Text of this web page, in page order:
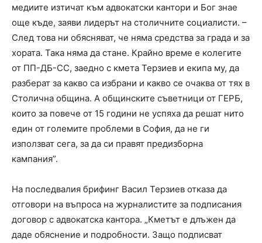
медиите изтичат към адвокатски кантори и Бог знае
още къде, заяви лидерът на столичните социалисти. –
След това ни обясняват, че няма средства за града и за
хората. Така няма да стане. Крайно време е колегите
от ПП-ДБ-СС, заедно с кмета Терзиев и екипа му, да
разберат за какво са избрани и какво се очаква от тях в
Столична община. А общинските съветници от ГЕРБ,
които за повече от 15 години не успяха да решат нито
един от големите проблеми в София, да не ги
използват сега, за да си правят предизборна
кампания”.
На последвалия брифинг Васил Терзиев отказа да
отговори на въпроса на журналистите за подписания
договор с адвокатска кантора. „Кметът е длъжен да
даде обяснение и подробности. Защо подписват